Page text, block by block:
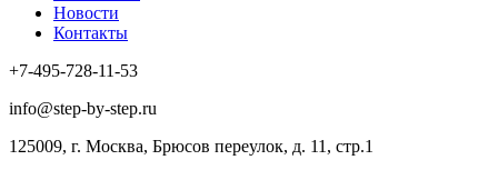
Новости
Контакты
+7-495-728-11-53
info@step-by-step.ru
125009, г. Москва, Брюсов переулок, д. 11, стр.1